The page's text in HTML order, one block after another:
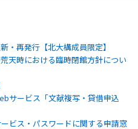
・再発行【北大構成員限定】
天時における臨時閉館方針につい
サービス「文献複写・貸借申込
ビス・パスワードに関する申請窓